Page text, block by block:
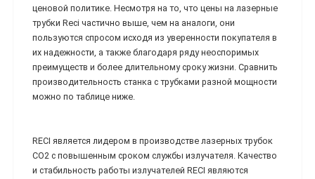
ценовой политике. Несмотря на то, что цены на лазерные
трубки Reci частично выше, чем на аналоги, они
пользуются спросом исходя из уверенности покупателя в
их надежности, а также благодаря ряду неоспоримых
преимуществ и более длительному сроку жизни. Сравнить
производительность станка с трубками разной мощности
можно по таблице ниже.
RECI является лидером в производстве лазерных трубок
CO2 с повышенным сроком службы излучателя. Качество
и стабильность работы излучателей RECI являются